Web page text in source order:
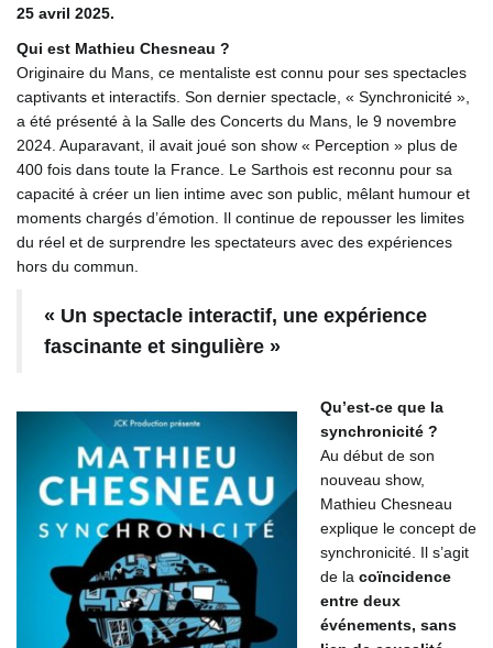
25 avril 2025.
Qui est Mathieu Chesneau ?
Originaire du Mans, ce mentaliste est connu pour ses spectacles
captivants et interactifs. Son dernier spectacle, « Synchronicité »,
a été présenté à la Salle des Concerts du Mans, le 9 novembre
2024. Auparavant, il avait joué son show « Perception » plus de
400 fois dans toute la France. Le Sarthois est reconnu pour sa
capacité à créer un lien intime avec son public, mêlant humour et
moments chargés d’émotion. Il continue de repousser les limites
du réel et de surprendre les spectateurs avec des expériences
hors du commun.
« Un spectacle interactif, une expérience
fascinante et singulière »
Qu’est-ce que la
synchronicité ?
Au début de son
nouveau show,
Mathieu Chesneau
explique le concept de
synchronicité. Il s’agit
de la coïncidence
entre deux
événements, sans